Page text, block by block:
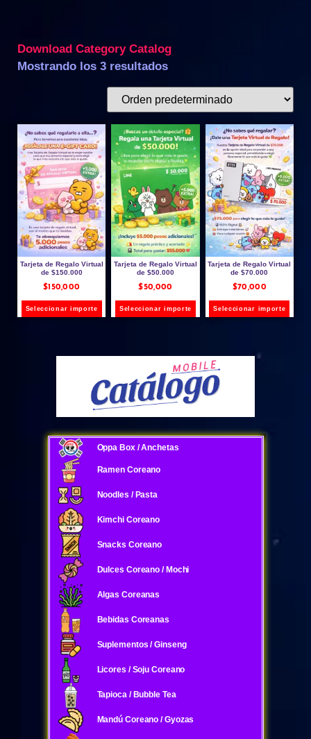
Download Category Catalog
Mostrando los 3 resultados
Tarjeta de Regalo Virtual
de $150.000
$150,000
Seleccionar importe
Tarjeta de Regalo Virtual
de $50.000
$50,000
Seleccionar importe
Tarjeta de Regalo Virtual
de $70.000
$70,000
Seleccionar importe
Oppa Box / Anchetas
Ramen Coreano
Noodles / Pasta
Kimchi Coreano
Snacks Coreano
Dulces Coreano / Mochi
Algas Coreanas
Bebidas Coreanas
Suplementos / Ginseng
Licores / Soju Coreano
Tapioca / Bubble Tea
Mandú Coreano / Gyozas